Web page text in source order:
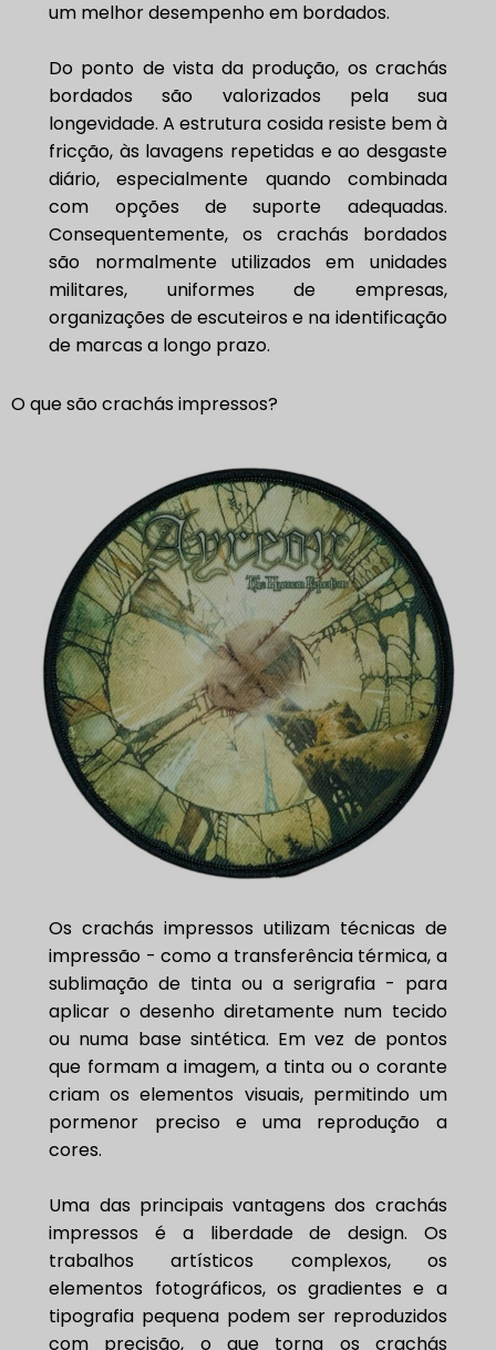
um melhor desempenho em bordados.
Do ponto de vista da produção, os crachás
bordados são valorizados pela sua
longevidade. A estrutura cosida resiste bem à
fricção, às lavagens repetidas e ao desgaste
diário, especialmente quando combinada
com opções de suporte adequadas.
Consequentemente, os crachás bordados
são normalmente utilizados em unidades
militares, uniformes de empresas,
organizações de escuteiros e na identificação
de marcas a longo prazo.
O que são crachás impressos?
Os crachás impressos utilizam técnicas de
impressão - como a transferência térmica, a
sublimação de tinta ou a serigrafia - para
aplicar o desenho diretamente num tecido
ou numa base sintética. Em vez de pontos
que formam a imagem, a tinta ou o corante
criam os elementos visuais, permitindo um
pormenor preciso e uma reprodução a
cores.
Uma das principais vantagens dos crachás
impressos é a liberdade de design. Os
trabalhos artísticos complexos, os
elementos fotográficos, os gradientes e a
tipografia pequena podem ser reproduzidos
com precisão, o que torna os crachás